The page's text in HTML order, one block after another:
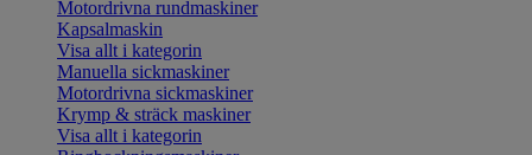
Motordrivna rundmaskiner
Kapsalmaskin
Visa allt i kategorin
Manuella sickmaskiner
Motordrivna sickmaskiner
Krymp & sträck maskiner
Visa allt i kategorin